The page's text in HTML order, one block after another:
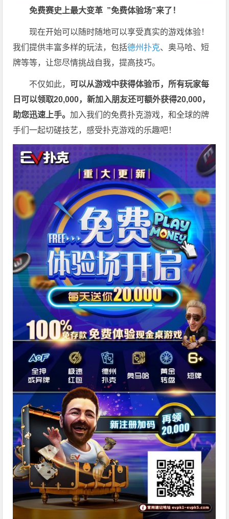
免费赛史上最大变革 ”免费体验场”来了！
现在开始可以随时随地可以享受真实的游戏体验！
我们提供丰富多样的玩法，包括德州扑克、奥马哈、短
牌等等，让您尽情挑战自我，提高技巧。
不仅如此， 可以从游戏中获得体验币，所有玩家每
日可以领取20,000，新加入朋友还可额外获得20,000，
助您迅速上手。加入我们的免费扑克游戏，和全球的牌
手们一起切磋技艺，感受扑克游戏的乐趣吧！